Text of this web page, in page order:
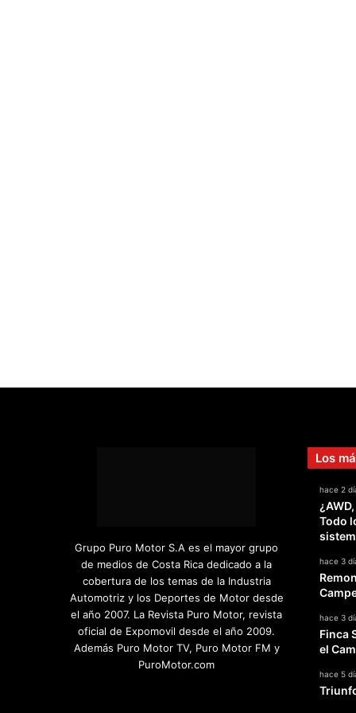
Grupo Puro Motor S.A es el mayor grupo
de medios de Costa Rica dedicado a la
cobertura de los temas de la Industria
Automotriz y los Deportes de Motor desde
el año 2007. La Revista Puro Motor, revista
oficial de Expomovil desde el año 2009.
Además Puro Motor TV, Puro Motor FM y
PuroMotor.com
Los
hace 2
Todo
hace 3
hace 3
Finca
el
hace 5